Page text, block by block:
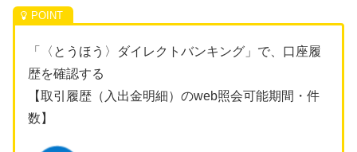
「〈とうほう〉ダイレクトバンキング」で、口座履
歴を確認する
【取引履歴（入出金明細）のweb照会可能期間・件
数】